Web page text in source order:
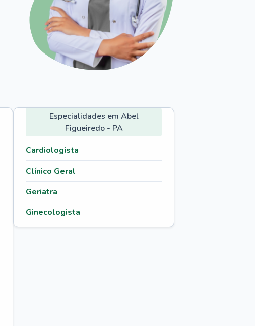
Especialidades em Abel
Figueiredo - PA
Cardiologista
Clínico Geral
Geriatra
Ginecologista